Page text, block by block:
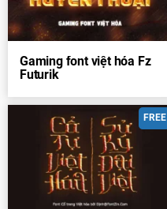
Gaming font việt hóa Fz
Futurik
FREE